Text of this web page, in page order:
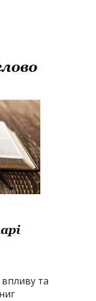
впливу та